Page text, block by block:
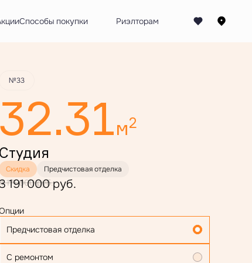
Способы покупки Забронировать
№33
32.31м2
Студия
Скидка Предчистовая отделка
171 000 руб.
191 000 руб.
Предчистовая отделка
С ремонтом